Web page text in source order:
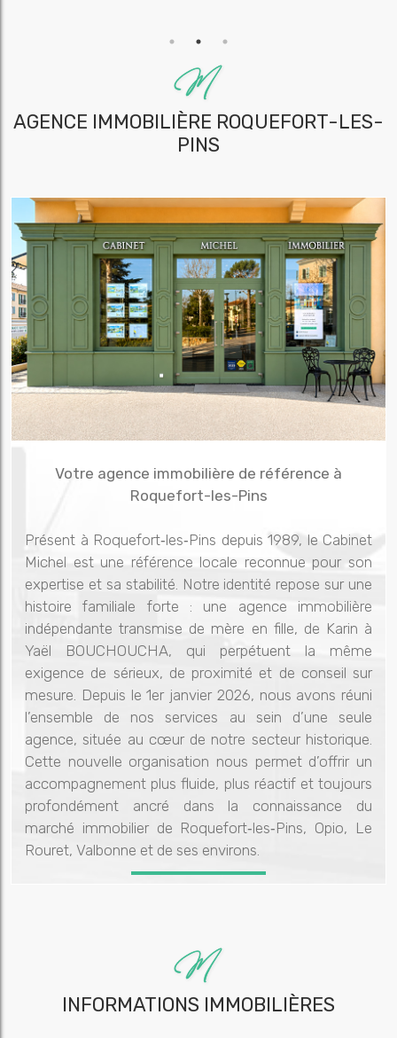
AGENCE IMMOBILIÈRE ROQUEFORT-LES-
PINS
Votre agence immobilière de référence à
Roquefort-les-Pins
Présent à Roquefort‑les‑Pins depuis 1989, le Cabinet
Michel est une référence locale reconnue pour son
expertise et sa stabilité. Notre identité repose sur une
histoire familiale forte : une agence immobilière
indépendante transmise de mère en fille, de Karin à
Yaël BOUCHOUCHA, qui perpétuent la même
exigence de sérieux, de proximité et de conseil sur
mesure. Depuis le 1er janvier 2026, nous avons réuni
l’ensemble de nos services au sein d’une seule
agence, située au cœur de notre secteur historique.
Cette nouvelle organisation nous permet d’offrir un
accompagnement plus fluide, plus réactif et toujours
profondément ancré dans la connaissance du
marché immobilier de Roquefort‑les‑Pins, Opio, Le
Rouret, Valbonne et de ses environs.
INFORMATIONS IMMOBILIÈRES